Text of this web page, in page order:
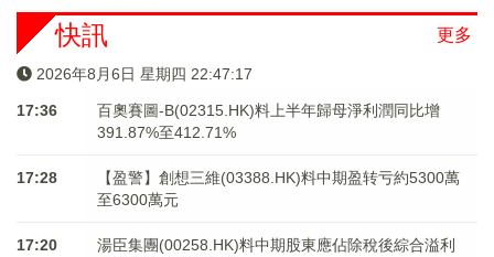
更多
快訊
2026年8月6日 星期四 22:47:17
17:36
百奧賽圖-B(02315.HK)料上半年歸母淨利潤同比增
391.87%至412.71%
17:28
【盈警】創想三維(03388.HK)料中期盈转亏約5300萬
至6300萬元
17:20
湯臣集團(00258.HK)料中期股東應佔除稅後綜合溢利